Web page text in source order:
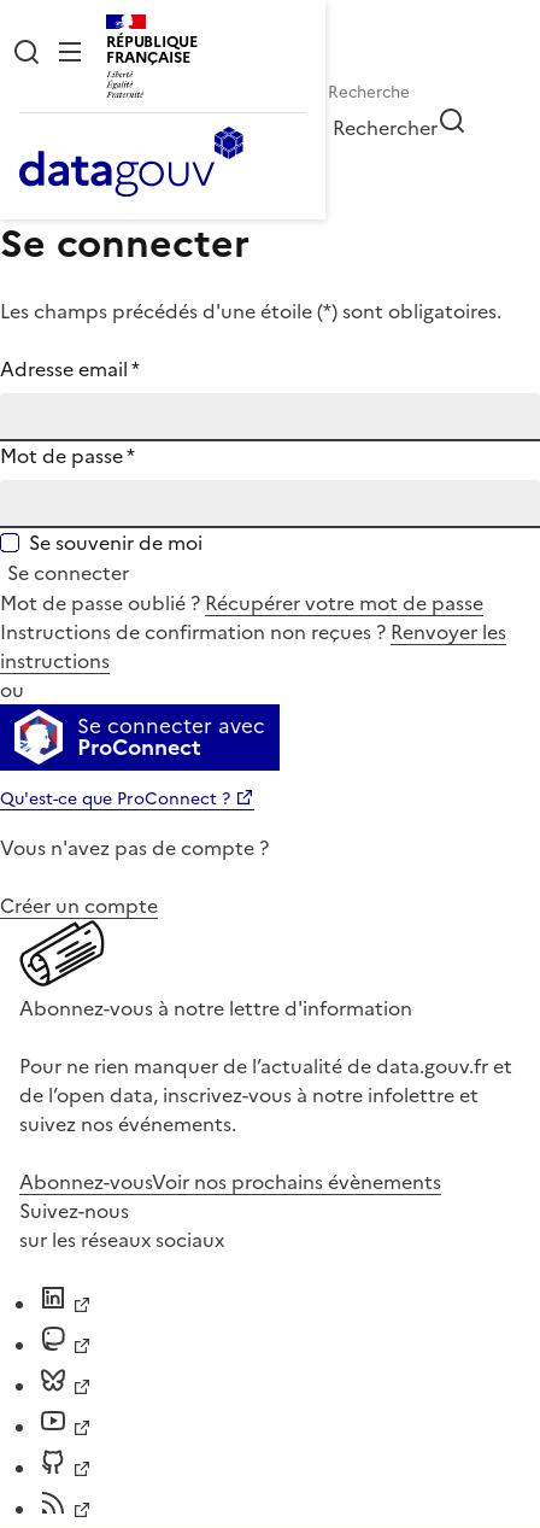
RÉPUBLIQUE
FRANÇAISE
Rechercher
Se connecter
Les champs précédés d'une étoile (*) sont obligatoires.
Adresse email*
Mot de passe*
Se souvenir de moi
Se connecter
Mot de passe oublié ? Récupérer votre mot de passe
Instructions de confirmation non reçues ? Renvoyer les
instructions
ou
Se connecter avec
ProConnect
Qu'est-ce que ProConnect ?
Vous n'avez pas de compte ?
Créer un compte
Abonnez-vous à notre lettre d'information
Pour ne rien manquer de l’actualité de data.gouv.fr et
de l’open data, inscrivez-vous à notre infolettre et
suivez nos événements.
Abonnez-vousVoir nos prochains évènements
Suivez-nous
sur les réseaux sociaux